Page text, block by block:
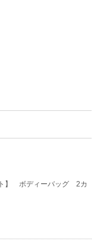
ト】 ボディーバッグ 2カ